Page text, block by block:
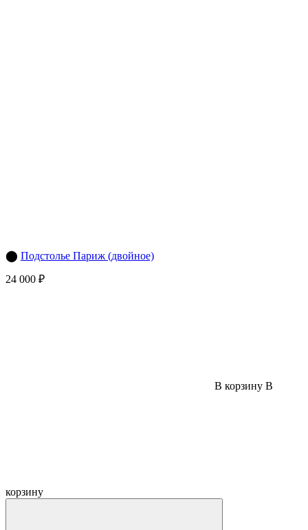
⬤ Подстолье Париж (двойное)
24 000 ₽
В корзину В
корзину